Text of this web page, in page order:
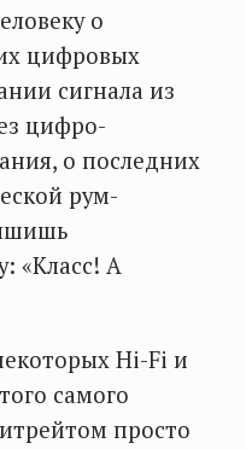
о
цифровых
сигнала из
цифро-
о последних
рум-
«Класс! А
Hi-Fi и
самого
просто